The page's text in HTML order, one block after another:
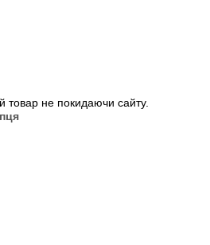
товар не покидаючи сайту.